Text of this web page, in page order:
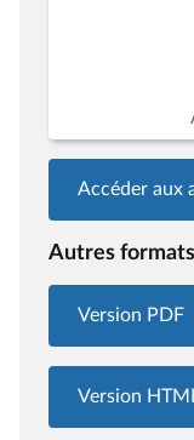
Accéder aux
Autres
Version PDF
Version